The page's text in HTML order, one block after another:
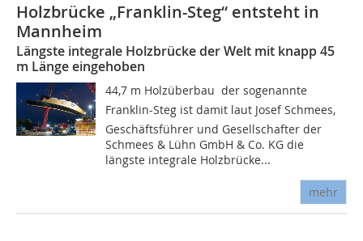
Holzbrücke „Franklin-Steg“ entsteht in
Mannheim
Längste integrale Holzbrücke der Welt mit knapp 45
m Länge eingehoben
44,7 m Holzüberbau  der sogenannte
Franklin-Steg ist damit laut Josef Schmees,
Geschäftsführer und Gesellschafter der
Schmees & Lühn GmbH & Co. KG die
längste integrale Holzbrücke...
mehr